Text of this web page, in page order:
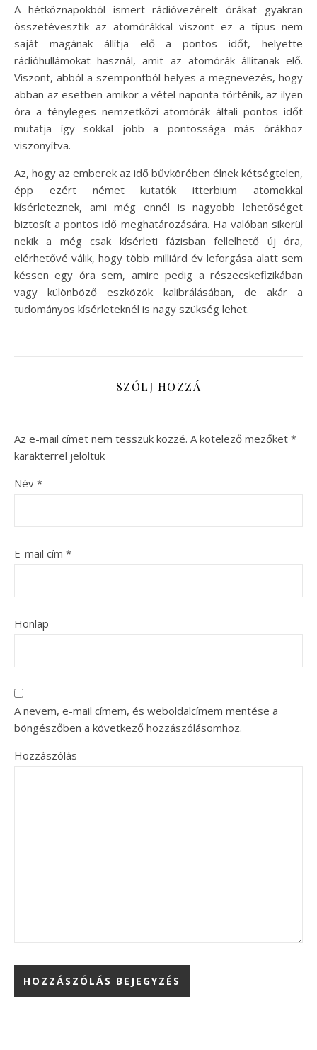
A hétköznapokból ismert rádióvezérelt órákat gyakran
összetévesztik az atomórákkal viszont ez a típus nem
saját magának állítja elő a pontos időt, helyette
rádióhullámokat használ, amit az atomórák állítanak elő.
Viszont, abból a szempontból helyes a megnevezés, hogy
abban az esetben amikor a vétel naponta történik, az ilyen
óra a tényleges nemzetközi atomórák általi pontos időt
mutatja így sokkal jobb a pontossága más órákhoz
viszonyítva.
Az, hogy az emberek az idő bűvkörében élnek kétségtelen,
épp ezért német kutatók itterbium atomokkal
kísérleteznek, ami még ennél is nagyobb lehetőséget
biztosít a pontos idő meghatározására. Ha valóban sikerül
nekik a még csak kísérleti fázisban fellelhető új óra,
elérhetővé válik, hogy több milliárd év leforgása alatt sem
késsen egy óra sem, amire pedig a részecskefizikában
vagy különböző eszközök kalibrálásában, de akár a
tudományos kísérleteknél is nagy szükség lehet.
SZÓLJ HOZZÁ
Az e-mail címet nem tesszük közzé. A kötelező mezőket *
karakterrel jelöltük
Név *
E-mail cím *
Honlap
A nevem, e-mail címem, és weboldalcímem mentése a
böngészőben a következő hozzászólásomhoz.
Hozzászólás